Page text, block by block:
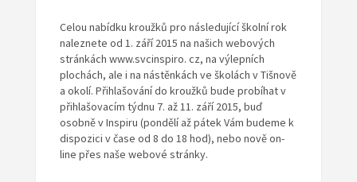
Celou nabídku kroužků pro následující školní rok
naleznete od 1. září 2015 na našich webových
stránkách www.svcinspiro. cz, na výlepních
plochách, ale i na nástěnkách ve školách v Tišnově
a okolí. Přihlašování do kroužků bude probíhat v
přihlašovacím týdnu 7. až 11. září 2015, buď
osobně v Inspiru (pondělí až pátek Vám budeme k
dispozici v čase od 8 do 18 hod), nebo nově on-
line přes naše webové stránky.